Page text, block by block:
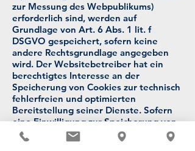
zur Messung des Webpublikums)
erforderlich sind, werden auf
Grundlage von Art. 6 Abs. 1 lit. f
DSGVO gespeichert, sofern keine
andere Rechtsgrundlage angegeben
wird. Der Websitebetreiber hat ein
berechtigtes Interesse an der
Speicherung von Cookies zur technisch
fehlerfreien und optimierten
Bereitstellung seiner Dienste. Sofern
eine Einwilligung zur Speicherung von
Cookies abgefragt wurde, erfolgt die
Speicherung der betreffenden Cookies